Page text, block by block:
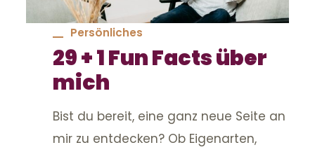
Persönliches
29 + 1 Fun Facts über
mich
Bist du bereit, eine ganz neue Seite an
mir zu entdecken? Ob Eigenarten,